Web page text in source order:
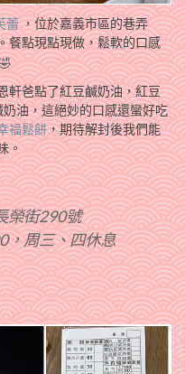
蕾，位於嘉義市區的巷弄
餐點現點現做，鬆軟的口感
軒爸點了紅豆鹹奶油，紅豆
油，這絕妙的口感還蠻好吃
福鬆餅，期待解封後我們能
。
榮街290號
，周三、四休息